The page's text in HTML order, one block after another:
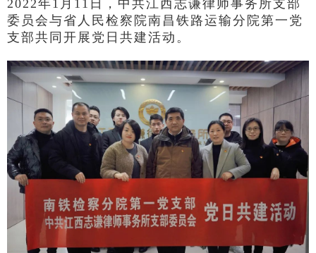
2022年1月11日，中共江西志谦律师事务所支部
委员会与省人民检察院南昌铁路运输分院第一党
支部共同开展党日共建活动。